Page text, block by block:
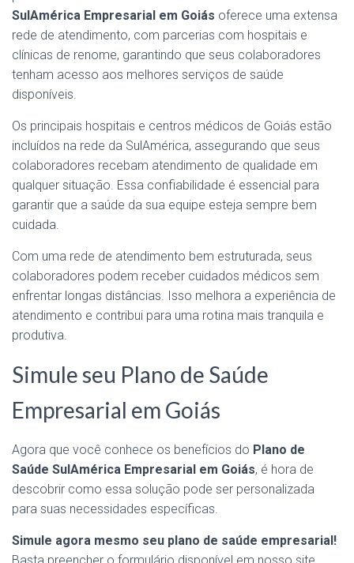
SulAmérica Empresarial em Goiás oferece uma extensa
rede de atendimento, com parcerias com hospitais e
clínicas de renome, garantindo que seus colaboradores
tenham acesso aos melhores serviços de saúde
disponíveis.
Os principais hospitais e centros médicos de Goiás estão
incluídos na rede da SulAmérica, assegurando que seus
colaboradores recebam atendimento de qualidade em
qualquer situação. Essa confiabilidade é essencial para
garantir que a saúde da sua equipe esteja sempre bem
cuidada.
Com uma rede de atendimento bem estruturada, seus
colaboradores podem receber cuidados médicos sem
enfrentar longas distâncias. Isso melhora a experiência de
atendimento e contribui para uma rotina mais tranquila e
produtiva.
Simule seu Plano de Saúde
Empresarial em Goiás
Agora que você conhece os benefícios do Plano de
Saúde SulAmérica Empresarial em Goiás, é hora de
descobrir como essa solução pode ser personalizada
para suas necessidades específicas.
Simule agora mesmo seu plano de saúde empresarial!